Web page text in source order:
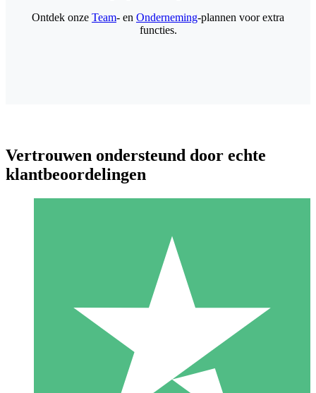
Individuele Creditpakketten
Betaal per gebruik met downloadtegoeden. Geen maandelijkse
1000
Ontdek onze Team- en Onderneming-plannen voor extra
functies.
Vertrouwen ondersteund door echte
klantbeoordelingen